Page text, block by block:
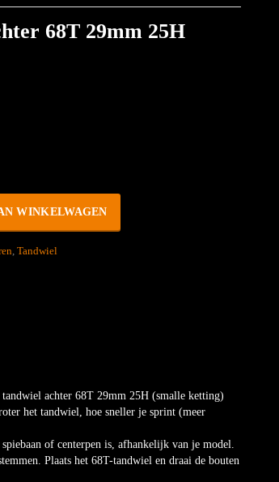
68T 29mm 25H
WINKELWAGEN
, Tandwiel
achter 68T 29mm 25H (smalle ketting)
het tandwiel, hoe sneller je sprint (meer
of centerpen is, afhankelijk van je model.
Plaats het 68T-tandwiel en draai de bouten